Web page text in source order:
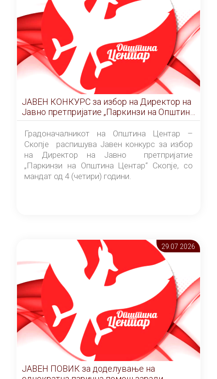
понудувач.
ЈАВЕН КОНКУРС за избор на Директор на
Јавно претпријатие „Паркинзи на Општина
Центар“ – Скопје
Градоначалникот на Општина Центар –
Скопје распишува Јавен конкурс за избор
на Директор на Јавно претпријатие
„Паркинзи на Општина Центар“ Скопје, со
мандат од 4 (четири) години.
29.07 2026
ЈАВЕН ПОВИК за доделување на